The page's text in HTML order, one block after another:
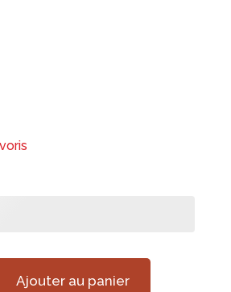
Ajouter au panier